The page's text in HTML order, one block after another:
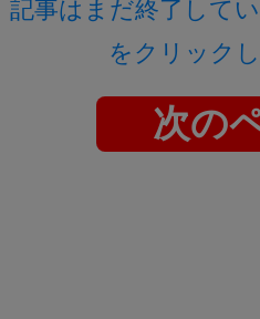
記事はまだ終了して
をクリック
次の